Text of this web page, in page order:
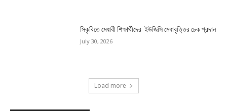
সিকৃবিতে মেধাবী শিক্ষার্থীদের ইউজিসি মেধাবৃত্তির চেক প্রদান
July 30, 2026
Load more